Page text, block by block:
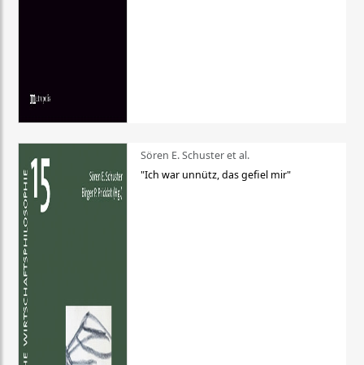
Sören E. Schuster et al.
"Ich war unnütz, das gefiel mir"